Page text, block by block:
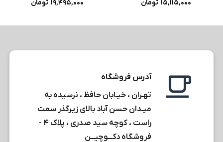
نمره۳
۱۵,۱۱۵,۰۰۰ تومان نمره۴
۱۹,۴۹۵,۰۰۰ تومان
آدرس فروشگاه
تهـران ، خیـابان حافظ ، نرسیده به
میـدان حسن آباد بالای زیرگذر سمت
راست ، کوچه سید صدری ، پلاک ۴ -
فروشگاه دکـــوچیـــن